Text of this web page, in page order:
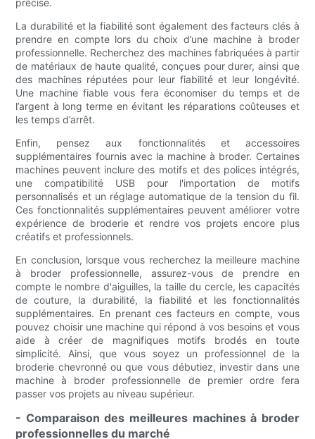
précise.
La durabilité et la fiabilité sont également des facteurs clés à
prendre en compte lors du choix d’une machine à broder
professionnelle. Recherchez des machines fabriquées à partir
de matériaux de haute qualité, conçues pour durer, ainsi que
des machines réputées pour leur fiabilité et leur longévité.
Une machine fiable vous fera économiser du temps et de
l’argent à long terme en évitant les réparations coûteuses et
les temps d’arrêt.
Enfin, pensez aux fonctionnalités et accessoires
supplémentaires fournis avec la machine à broder. Certaines
machines peuvent inclure des motifs et des polices intégrés,
une compatibilité USB pour l'importation de motifs
personnalisés et un réglage automatique de la tension du fil.
Ces fonctionnalités supplémentaires peuvent améliorer votre
expérience de broderie et rendre vos projets encore plus
créatifs et professionnels.
En conclusion, lorsque vous recherchez la meilleure machine
à broder professionnelle, assurez-vous de prendre en
compte le nombre d'aiguilles, la taille du cercle, les capacités
de couture, la durabilité, la fiabilité et les fonctionnalités
supplémentaires. En prenant ces facteurs en compte, vous
pouvez choisir une machine qui répond à vos besoins et vous
aide à créer de magnifiques motifs brodés en toute
simplicité. Ainsi, que vous soyez un professionnel de la
broderie chevronné ou que vous débutiez, investir dans une
machine à broder professionnelle de premier ordre fera
passer vos projets au niveau supérieur.
- Comparaison des meilleures machines à broder
professionnelles du marché